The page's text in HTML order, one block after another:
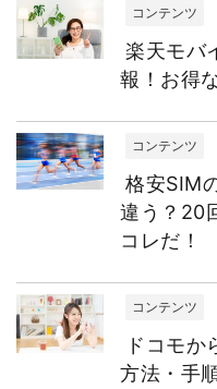
コンテンツ
楽天モバ
報！お得
コンテンツ
格安SIM
違う？20
コレだ！
コンテンツ
ドコモか
方法・手